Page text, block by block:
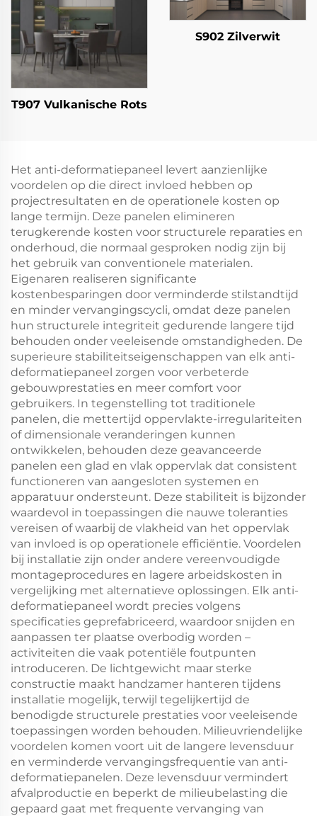
T907 Vulkanische Rots
S902 Zilverwit
Het anti-deformatiepaneel levert aanzienlijke
voordelen op die direct invloed hebben op
projectresultaten en de operationele kosten op
lange termijn. Deze panelen elimineren
terugkerende kosten voor structurele reparaties en
onderhoud, die normaal gesproken nodig zijn bij
het gebruik van conventionele materialen.
Eigenaren realiseren significante
kostenbesparingen door verminderde stilstandtijd
en minder vervangingscycli, omdat deze panelen
hun structurele integriteit gedurende langere tijd
behouden onder veeleisende omstandigheden. De
superieure stabiliteitseigenschappen van elk anti-
deformatiepaneel zorgen voor verbeterde
gebouwprestaties en meer comfort voor
gebruikers. In tegenstelling tot traditionele
panelen, die mettertijd oppervlakte-irregulariteiten
of dimensionale veranderingen kunnen
ontwikkelen, behouden deze geavanceerde
panelen een glad en vlak oppervlak dat consistent
functioneren van aangesloten systemen en
apparatuur ondersteunt. Deze stabiliteit is bijzonder
waardevol in toepassingen die nauwe toleranties
vereisen of waarbij de vlakheid van het oppervlak
van invloed is op operationele efficiëntie. Voordelen
bij installatie zijn onder andere vereenvoudigde
montageprocedures en lagere arbeidskosten in
vergelijking met alternatieve oplossingen. Elk anti-
deformatiepaneel wordt precies volgens
specificaties geprefabriceerd, waardoor snijden en
aanpassen ter plaatse overbodig worden –
activiteiten die vaak potentiële foutpunten
introduceren. De lichtgewicht maar sterke
constructie maakt handzamer hanteren tijdens
installatie mogelijk, terwijl tegelijkertijd de
benodigde structurele prestaties voor veeleisende
toepassingen worden behouden. Milieuvriendelijke
voordelen komen voort uit de langere levensduur
en verminderde vervangingsfrequentie van anti-
deformatiepanelen. Deze levensduur vermindert
afvalproductie en beperkt de milieubelasting die
gepaard gaat met frequente vervanging van